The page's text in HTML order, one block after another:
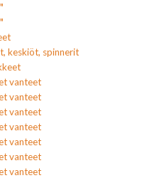
keskiöt, spinnerit
vanteet
vanteet
vanteet
vanteet
vanteet
vanteet
vanteet